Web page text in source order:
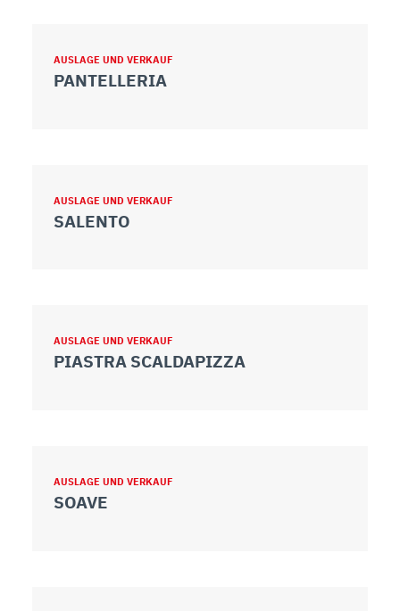
AUSLAGE UND VERKAUF
PANTELLERIA
AUSLAGE UND VERKAUF
SALENTO
AUSLAGE UND VERKAUF
PIASTRA SCALDAPIZZA
AUSLAGE UND VERKAUF
SOAVE